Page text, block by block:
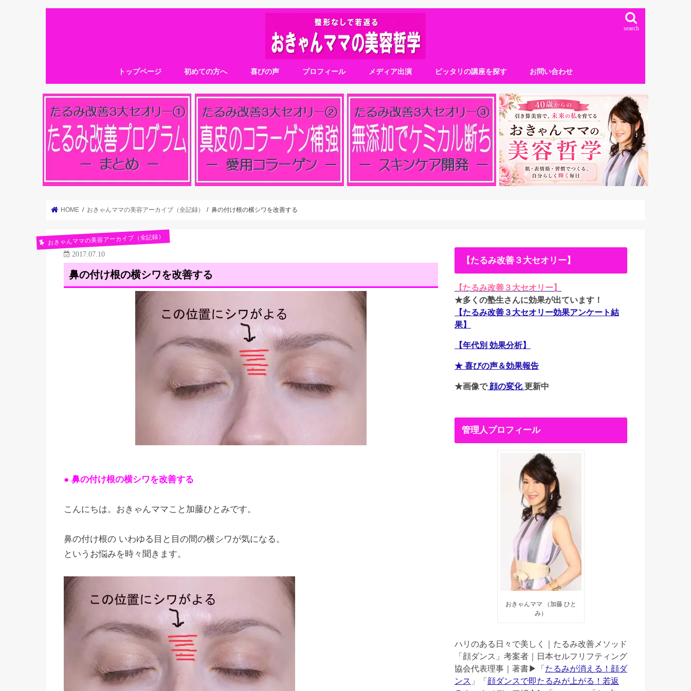
search
トップページ 初めての方へ 喜びの声 プロフィール メディア出演 ピッタリの講座を探す お問い合わせ
HOME おきゃんママの美容アーカイブ（全記録） 鼻の付け根の横シワを改善する
おきゃんママの美容アーカイブ（全記録）
2017.07.10
鼻の付け根の横シワを改善する
● 鼻の付け根の横シワを改善する
こんにちは。おきゃんママこと加藤ひとみです。
鼻の付け根の いわゆる目と目の間の横シワが気になる。
というお悩みを時々聞きます。
【たるみ改善３大セオリー】
【たるみ改善３大セオリー】
★多くの塾生さんに効果が出ています！
【たるみ改善３大セオリー効果アンケート結
果】
【年代別 効果分析】
★ 喜びの声＆効果報告
★画像で顔の変化更新中
管理人プロフィール
おきゃんママ （加藤 ひと
み）
ハリのある日々で美しく｜たるみ改善メソッド
「顔ダンス」考案者｜日本セルフリフティング
協会代表理事｜著書▶︎「 たるみが消える！顔ダ
ンス 」「 顔ダンスで即たるみが上がる！若返